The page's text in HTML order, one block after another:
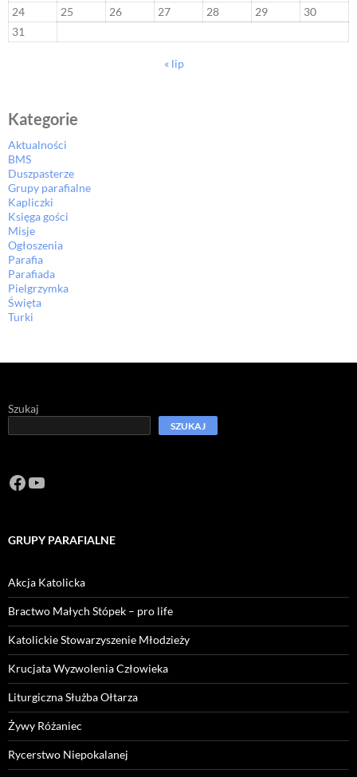
24
25 26 27 28 29
30
31
« lip
Kategorie
Aktualności
BMS
Duszpasterze
Grupy parafialne
Kapliczki
Księga gości
Misje
Ogłoszenia
Parafia
Parafiada
Pielgrzymka
Święta
Turki
Szukaj
SZUKAJ
Facebook
https://www.youtube.com/channel/
GRUPY PARAFIALNE
Akcja Katolicka
Bractwo Małych Stópek – pro life
Katolickie Stowarzyszenie Młodzieży
Krucjata Wyzwolenia Człowieka
Liturgiczna Służba Ołtarza
Żywy Różaniec
Rycerstwo Niepokalanej